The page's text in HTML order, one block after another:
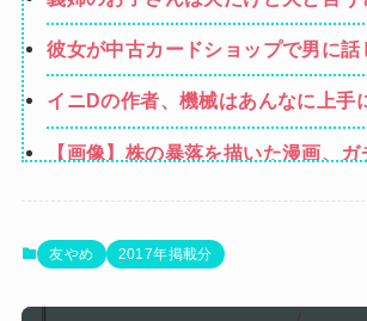
のに大学費用出さなきゃいけない
だったら先に亡くなるのに笑」私「
定になる
彼女が中古カードショップで男に話
た。いきなり彼女の持ち歩いてたカ
しだしたらしく…
イニDの作者、機械はあんなに上手
さ
【画像】株の暴落を描いた漫画、
【画像】みいちゃんと山田さん、日
【画像】GANTZの絶望シーン、こ
【速報】USスチール、1800億円の
友やめ 2017年掲載分